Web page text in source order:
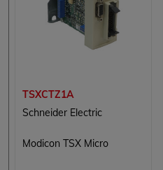
TSXCTZ1A
Schneider Electric
Modicon TSX Micro